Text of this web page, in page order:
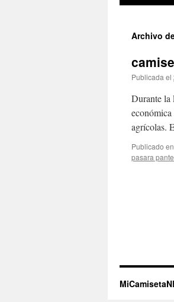
contenido
Archivo
Publicada el
Durante la
agrícolas.
Publicado en
pasara